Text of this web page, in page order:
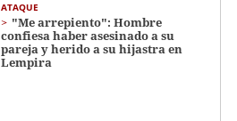
ATAQUE
"Me arrepiento": Hombre
confiesa haber asesinado a su
pareja y herido a su hijastra en
Lempira